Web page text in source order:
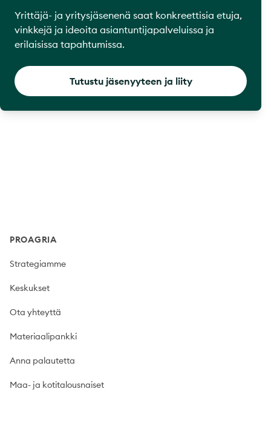
Yrittäjä- ja yritysjäsenenä saat konkreettisia etuja,
vinkkejä ja ideoita asiantuntijapalveluissa ja
erilaisissa tapahtumissa.
Tutustu jäsenyyteen ja liity
PROAGRIA
Strategiamme
Keskukset
Ota yhteyttä
Materiaalipankki
Anna palautetta
Maa- ja kotitalousnaiset